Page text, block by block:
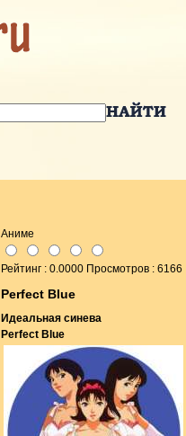
Аниме
Рейтинг : 0.0000 Просмотров : 6166
Perfect Blue
Идеальная синева
Perfect Blue